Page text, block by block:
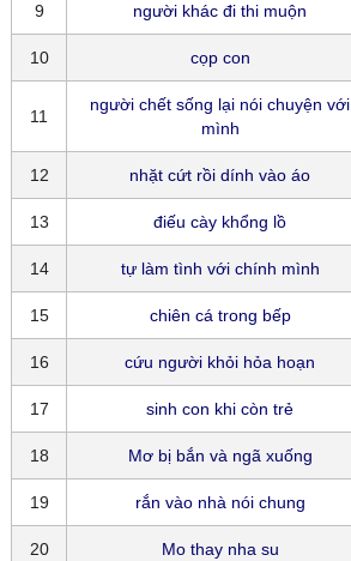
9 người khác đi thi muộn
10 cọp con
11
người chết sống lại nói chuyện với
mình
12 nhặt cứt rồi dính vào áo
13 điếu cày khổng lồ
14 tự làm tình với chính mình
15 chiên cá trong bếp
16 cứu người khỏi hỏa hoạn
17 sinh con khi còn trẻ
18 Mơ bị bắn và ngã xuống
19 rắn vào nhà nói chung
20 Mo thay nha su